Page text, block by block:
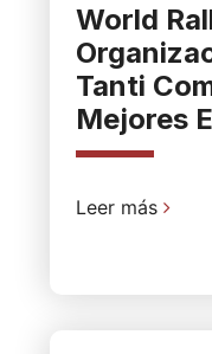
World
Tanti
Mejores
Leer más